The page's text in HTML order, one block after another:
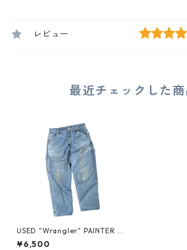
レビュー
最近チェックした商
USED "Wrangler" PAINTER D
ENIM
¥6,500